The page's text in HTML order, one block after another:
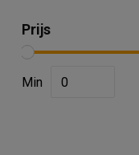
Prijs
Min